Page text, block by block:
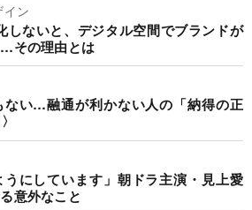
イン
しないと、デジタル空間でブランドが
その理由とは
ない…融通が利かない人の「納得の正
うにしています」朝ドラ主演・見上愛
意外なこと